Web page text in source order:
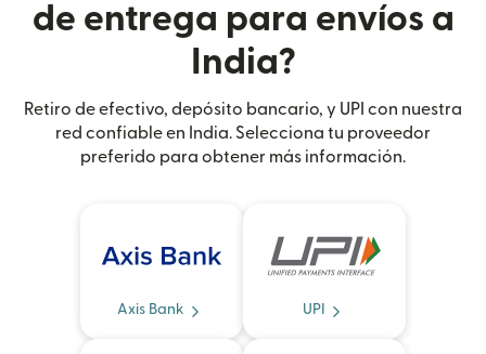
de entrega para envíos a
India?
Retiro de efectivo, depósito bancario, y UPI con nuestra
red confiable en India. Selecciona tu proveedor
preferido para obtener más información.
Axis Bank UPI